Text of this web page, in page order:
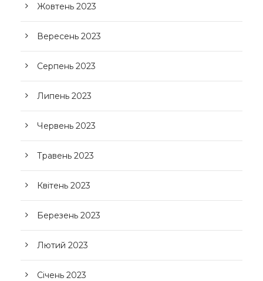
Жовтень 2023
Вересень 2023
Серпень 2023
Липень 2023
Червень 2023
Травень 2023
Квітень 2023
Березень 2023
Лютий 2023
Січень 2023